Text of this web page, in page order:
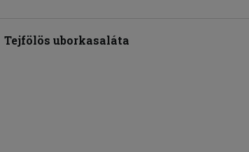
Tejfölös uborkasaláta